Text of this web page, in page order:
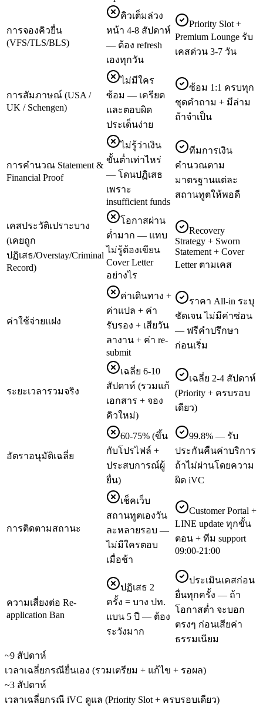
การจองคิวยื่น
(VFS/TLS/BLS)
คิวเต็มล่วง
หน้า 4-8 สัปดาห์
— ต้อง refresh
เองทุกวัน
Priority Slot +
Premium Lounge รับ
เคสด่วน 3-7 วัน
การสัมภาษณ์ (USA /
UK / Schengen)
ไม่มีใคร
ซ้อม — เครียด
และตอบผิด
ประเด็นง่าย
ซ้อม 1:1 ครบทุก
ชุดคำถาม + มีล่าม
ถ้าจำเป็น
การคำนวณ Statement &
Financial Proof
ไม่รู้ว่าเงิน
ขั้นต่ำเท่าไหร่
— โดนปฏิเสธ
เพราะ
insufficient funds
ทีมการเงิน
คำนวณตาม
มาตรฐานแต่ละ
สถานทูตให้พอดี
เคสประวัติเปราะบาง
(เคยถูก
ปฏิเสธ/Overstay/Criminal
Record)
โอกาสผ่าน
ต่ำมาก — แทบ
ไม่รู้ต้องเขียน
Cover Letter
อย่างไร
Recovery
Strategy + Sworn
Statement + Cover
Letter ตามเคส
ค่าใช้จ่ายแฝง
ค่าเดินทาง +
ค่าแปล + ค่า
รับรอง + เสียวัน
ลางาน + ค่า re-
submit
ราคา All-in ระบุ
ชัดเจน ไม่มีค่าซ่อน
— ฟรีคำปรึกษา
ก่อนเริ่ม
ระยะเวลารวมจริง
เฉลี่ย 6-10
สัปดาห์ (รวมแก้
เอกสาร + จอง
คิวใหม่)
เฉลี่ย 2-4 สัปดาห์
(Priority + ครบรอบ
เดียว)
อัตราอนุมัติเฉลี่ย
60-75% (ขึ้น
กับโปรไฟล์ +
ประสบการณ์ผู้
ยื่น)
99.8% — รับ
ประกันคืนค่าบริการ
ถ้าไม่ผ่านโดยความ
ผิด iVC
การติดตามสถานะ
เช็คเว็บ
สถานทูตเองวัน
ละหลายรอบ —
ไม่มีใครตอบ
เมื่อช้า
Customer Portal +
LINE update ทุกขั้น
ตอน + ทีม support
09:00-21:00
ความเสี่ยงต่อ Re-
application Ban
ปฏิเสธ 2
ครั้ง = บาง ปท.
แบน 5 ปี — ต้อง
ระวังมาก
ประเมินเคสก่อน
ยื่นทุกครั้ง — ถ้า
โอกาสต่ำ จะบอก
ตรงๆ ก่อนเสียค่า
ธรรมเนียม
~9 สัปดาห์
เวลาเฉลี่ยกรณียื่นเอง (รวมเตรียม + แก้ไข + รอผล)
~3 สัปดาห์
เวลาเฉลี่ยกรณี iVC ดูแล (Priority Slot + ครบรอบเดียว)